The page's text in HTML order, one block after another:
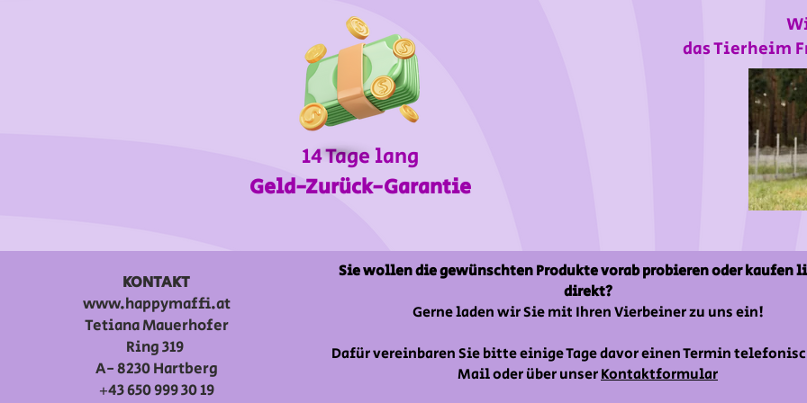
14 Tage lang
Geld-Zurück-Garantie
das Tierheim
KONTAKT
www.happymaffi.at
Tetiana Mauerhofer
Ring 319
A- 8230 Hartberg
+43 650 999 30 19
Sie wollen die gewünschten Produkte vorab probieren oder kaufen
direkt?
Gerne laden wir Sie mit Ihren Vierbeiner zu uns ein!
Dafür vereinbaren Sie bitte einige Tage davor einen Termin
Mail oder über unserKontaktformular